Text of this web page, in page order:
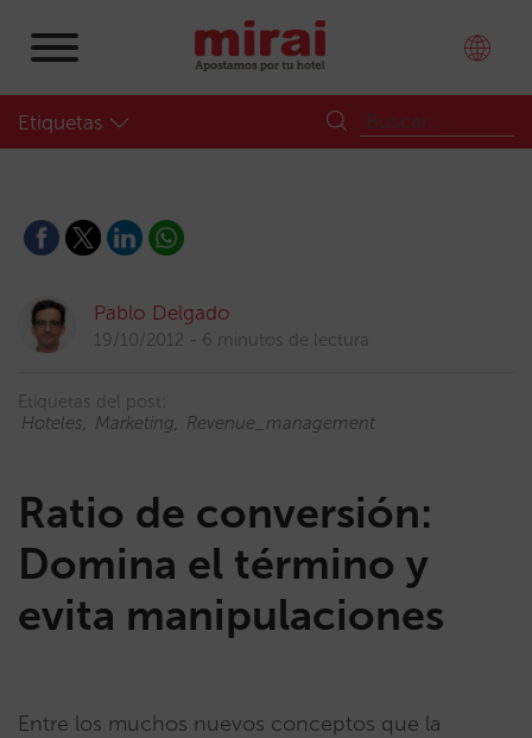
Etiquetas
Pablo Delgado
19/10/2012 6 minutos de lectura
Etiquetas del post:
Hoteles
Marketing Revenue_management
Ratio de conversión:
Domina el término y
evita manipulaciones
Entre los muchos nuevos conceptos que la